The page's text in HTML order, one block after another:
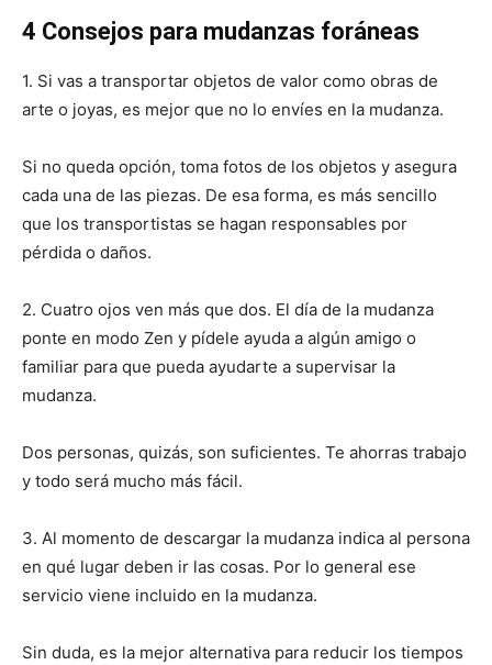
4 Consejos para mudanzas foráneas
1. Si vas a transportar objetos de valor como obras de
arte o joyas, es mejor que no lo envíes en la mudanza.
Si no queda opción, toma fotos de los objetos y asegura
cada una de las piezas. De esa forma, es más sencillo
que los transportistas se hagan responsables por
pérdida o daños.
2. Cuatro ojos ven más que dos. El día de la mudanza
ponte en modo Zen y pídele ayuda a algún amigo o
familiar para que pueda ayudarte a supervisar la
mudanza.
Dos personas, quizás, son suficientes. Te ahorras trabajo
y todo será mucho más fácil.
3. Al momento de descargar la mudanza indica al persona
en qué lugar deben ir las cosas. Por lo general ese
servicio viene incluido en la mudanza.
Sin duda, es la mejor alternativa para reducir los tiempos